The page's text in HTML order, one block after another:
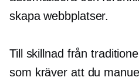
skapa webbplatser.
Till skillnad från
som kräver att du